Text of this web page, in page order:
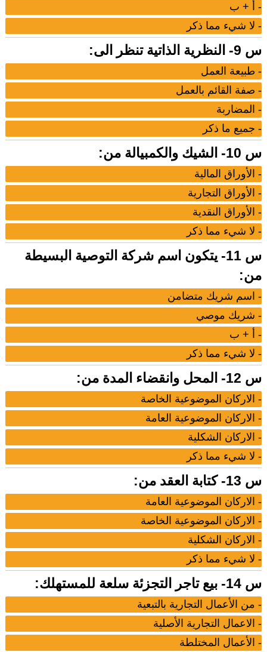
- أ + ب
- لا شيء مما ذكر
س 9- النظرية الذاتية تنظر الى:
- طبيعة العمل
- صفة القائم بالعمل
- المضاربة
- جميع ما ذكر
س 10- الشيك والكمبيالة من:
- الأوراق المالية
- الأوراق التجارية
- الأوراق النقدية
- لا شيء مما ذكر
س 11- يتكون اسم شركة التوصية البسيطة
من:
- اسم شريك متضامن
- شريك موصي
- أ + ب
- لا شيء مما ذكر
س 12- المحل وانقضاء المدة من:
- الاركان الموضوعية الخاصة
- الاركان الموضوعية العامة
- الاركان الشكلية
- لا شيء مما ذكر
س 13- كتابة العقد من:
- الاركان الموضوعية العامة
- الاركان الموضوعية الخاصة
- الاركان الشكلية
- لا شيء مما ذكر
س 14- بيع تاجر التجزئة سلعة للمستهلك:
- من الأعمال التجارية بالتبعية
- الاعمال التجارية الأصلية
- الأعمال المختلطة